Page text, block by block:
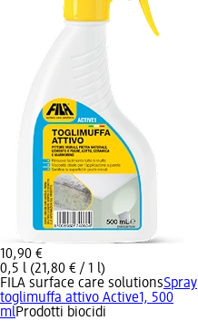
10,90 €
0,5 l (21,80 € / 1 l)
FILA surface care solutionsSpray
toglimuffa attivo Active1, 500
mlProdotti biocidi